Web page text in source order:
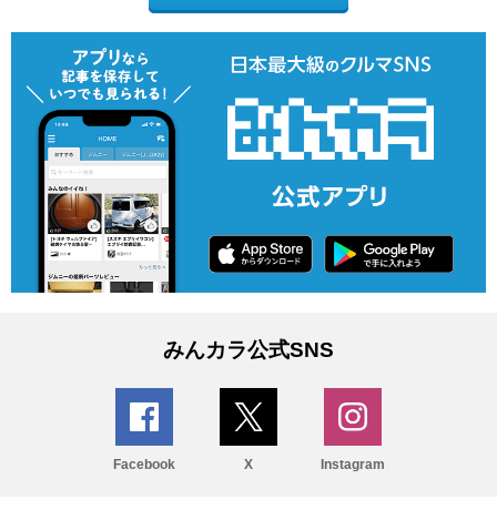
みんカラ公式SNS
Facebook X Instagram